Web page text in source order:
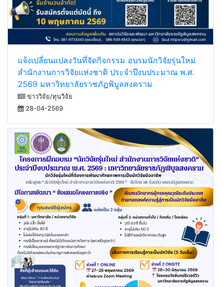
แจ้งเปลี่ยนแปลงวันที่จัดกิจกรรม อบรมนักวิจัยรุ่นใหม่
สำนักงานการวิจัยแห่งชาติ ประจำปีงบประมาณ พ.ศ.
2569 มหาวิทยาลัยราชภัฏพิบูลสงคราม
ข่าววิจัย/ทุนวิจัย